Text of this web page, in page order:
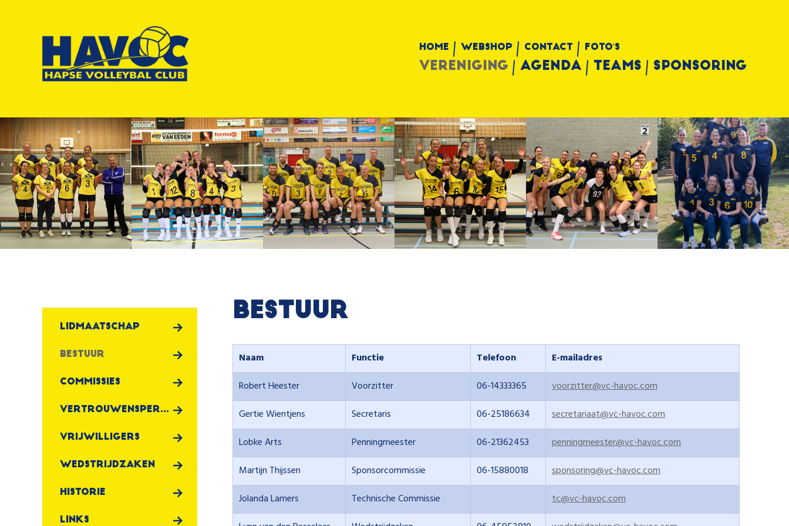
Home Webshop Contact Foto's
Vereniging Agenda Teams Sponsoring
Lidmaatschap
Bestuur
Commissies
Vertrouwenspersoon
Vrijwilligers
Wedstrijdzaken
Historie
Links
Bestuur
Naam Functie Telefoon
E-mailadres
Robert Heester
Voorzitter 06-14333365
voorzitter@vc-havoc.com
Gertie Wientjens
Secretaris 06-25186634
secretariaat@vc-havoc.com
Lobke Arts
Penningmeester 06-21362453
penningmeester@vc-havoc.com
Martijn Thijssen
Sponsorcommissie 06-15880018
sponsoring@vc-havoc.com
Jolanda Lamers
Technische Commissie
tc@vc-havoc.com